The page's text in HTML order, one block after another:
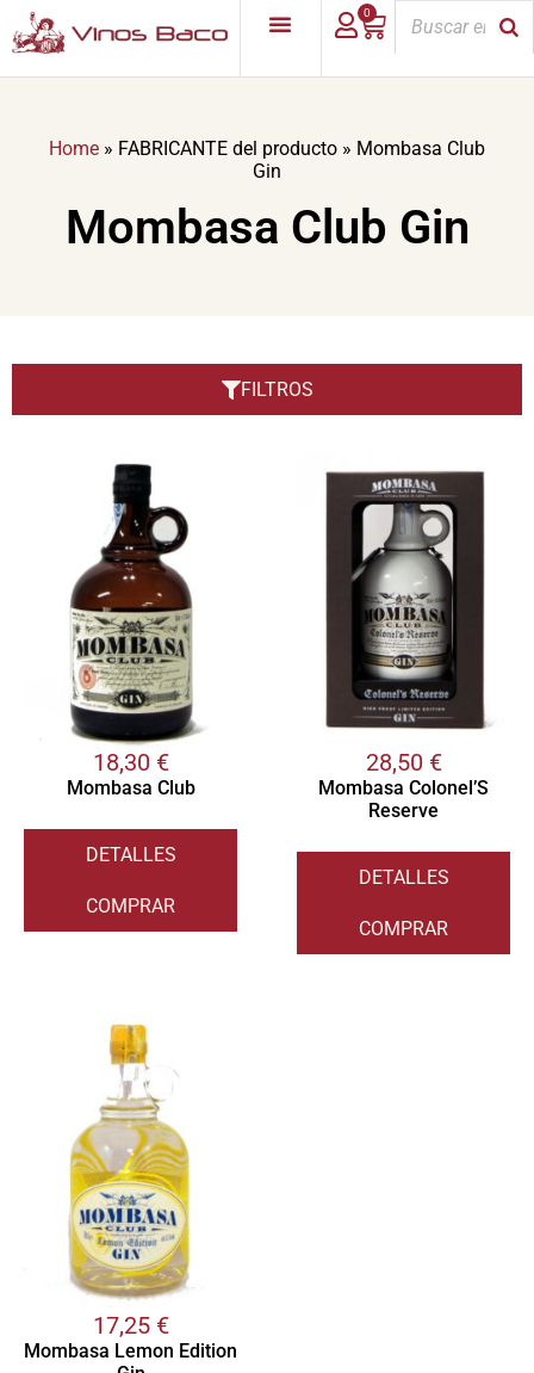
0
Home » FABRICANTE del producto » Mombasa Club
Gin
Mombasa Club Gin
18,30 €
Mombasa Club
DETALLES
COMPRAR
28,50 €
Mombasa Colonel’S
Reserve
DETALLES
COMPRAR
17,25 €
Mombasa Lemon Edition
FILTROS